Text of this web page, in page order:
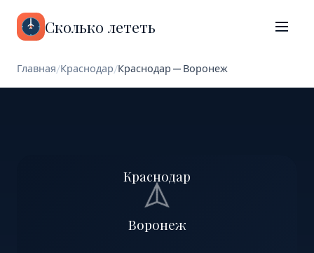
Сколько лететь
Главная/Краснодар/Краснодар — Воронеж
Краснодар
Воронеж